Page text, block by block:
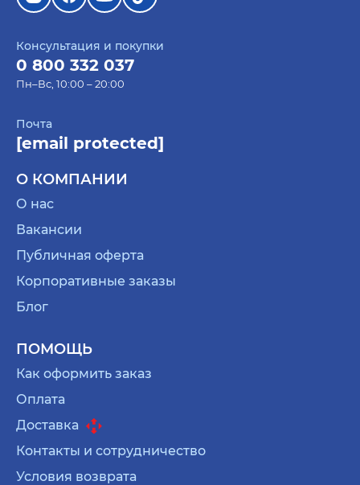
Консультация и покупки
0 800 332 037
Пн–Вс, 10:00 – 20:00
Почта
[email protected]
О КОМПАНИИ
О нас
Вакансии
Публичная оферта
Корпоративные заказы
Блог
ПОМОЩЬ
Как оформить заказ
Оплата
Доставка
Контакты и сотрудничество
Условия возврата